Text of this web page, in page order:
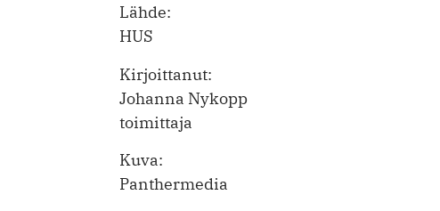
Lähde:
HUS
Kirjoittanut:
Johanna Nykopp
toimittaja
Kuva:
Panthermedia